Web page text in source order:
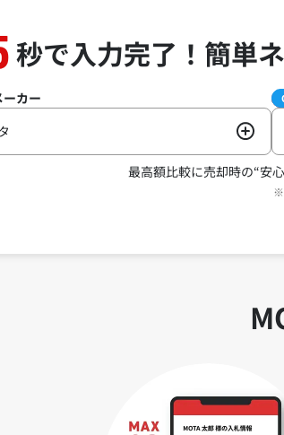
秒で入力完了！ 簡単
ーカー
最高額比較に売却時の“安
※